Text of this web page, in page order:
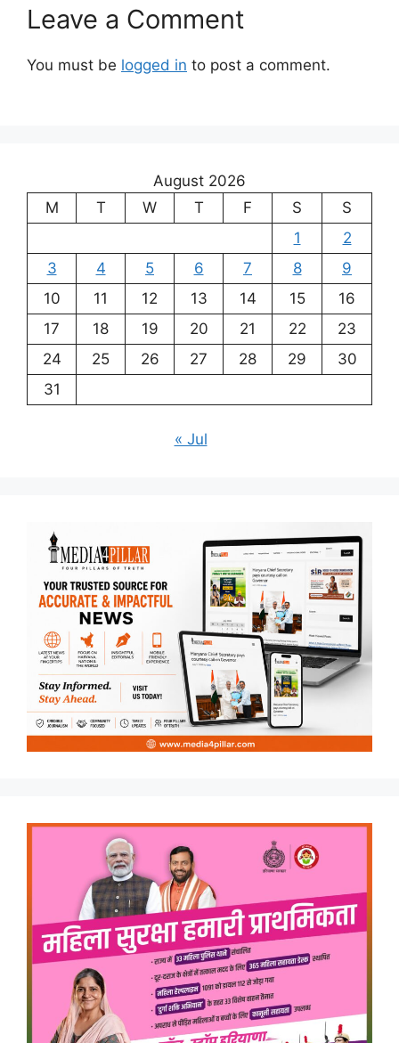
Leave a Comment
You must be logged in to post a comment.
August 2026
M
T W T F S
S
1
2
3
4 5 6 7 8
9
10
11 12 13 14 15
16
17
18 19 20 21 22
23
24
25 26 27 28 29
30
31
« Jul